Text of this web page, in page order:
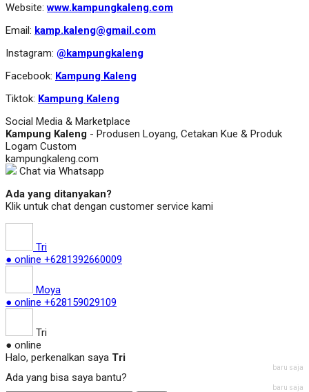
Website:www.kampungkaleng.com
Email: kamp.kaleng@gmail.com
Instagram: @kampungkaleng
Facebook: Kampung Kaleng
Tiktok: Kampung Kaleng
Social Media & Marketplace
Kampung Kaleng - Produsen Loyang, Cetakan Kue & Produk
Logam Custom
kampungkaleng.com
Chat via Whatsapp
Ada yang ditanyakan?
Klik untuk chat dengan customer service kami
Tri
● online +6281392660009
Moya
● online +628159029109
Tri
● online
Halo, perkenalkan saya Tri
baru saja
Ada yang bisa saya bantu?
baru saja